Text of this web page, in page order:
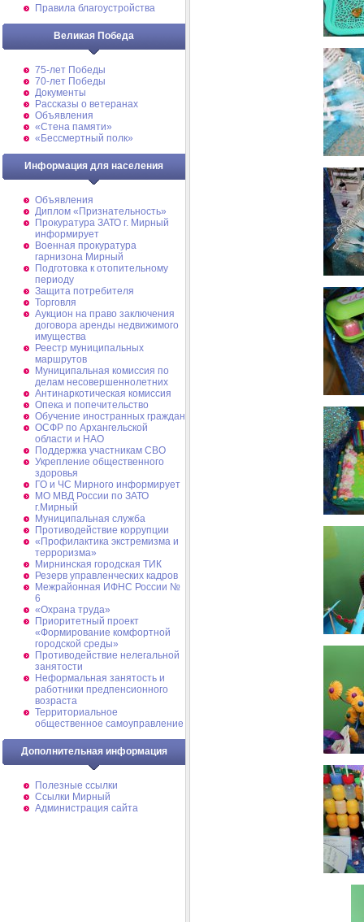
Правила благоустройства
Великая Победа
75-лет Победы
70-лет Победы
Документы
Рассказы о ветеранах
Объявления
«Стена памяти»
«Бессмертный полк»
Информация для населения
Объявления
Диплом «Признательность»
Прокуратура ЗАТО г. Мирный
информирует
Военная прокуратура
гарнизона Мирный
Подготовка к отопительному
периоду
Защита потребителя
Торговля
Аукцион на право заключения
договора аренды недвижимого
имущества
Реестр муниципальных
маршрутов
Муниципальная комиссия по
делам несовершеннолетних
Антинаркотическая комиссия
Опека и попечительство
Обучение иностранных граждан
ОСФР по Архангельской
области и НАО
Поддержка участникам СВО
Укрепление общественного
здоровья
ГО и ЧС Мирного информирует
МО МВД России по ЗАТО
г.Мирный
Муниципальная cлужба
Противодействие коррупции
«Профилактика экстремизма и
терроризма»
Мирнинская городская ТИК
Резерв управленческих кадров
Межрайонная ИФНС России №
6
«Охрана труда»
Приоритетный проект
«Формирование комфортной
городской среды»
Противодействие нелегальной
занятости
Неформальная занятость и
работники предпенсионного
возраста
Территориальное
общественное самоуправление
Дополнительная информация
Полезные ссылки
Ссылки Мирный
Администрация сайта